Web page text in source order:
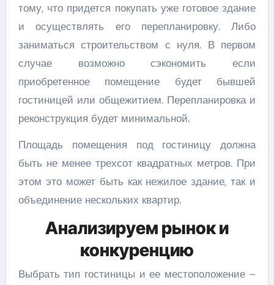
тому, что придется покупать уже готовое здание
и осуществлять его перепланировку. Либо
заниматься строительством с нуля. В первом
случае возможно сэкономить если
приобретенное помещение будет бывшей
гостиницей или общежитием. Перепланировка и
реконструкция будет минимальной.
Площадь помещения под гостиницу должна
быть не менее трехсот квадратных метров. При
этом это может быть как нежилое здание, так и
объединение нескольких квартир.
Анализируем рынок и
конкуренцию
Выбрать тип гостиницы и ее местоположение –